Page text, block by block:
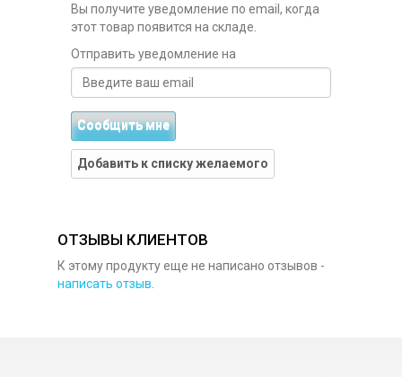
Вы получите уведомление по email, когда
этот товар появится на складе.
Отправить уведомление на
Сообщить мне
Добавить к списку желаемого
ОТЗЫВЫ КЛИЕНТОВ
К этому продукту еще не написано отзывов -
написать отзыв.